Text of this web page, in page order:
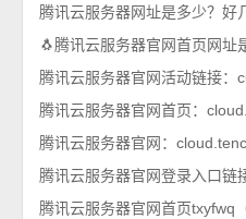
腾讯云服务器官网首页txyfwq